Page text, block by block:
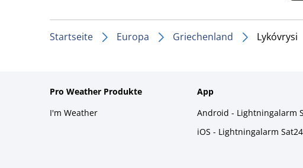
Startseite Europa Griechenland Lykóvrysi
Pro Weather Produkte
I'm Weather
App
Android - Lightningalarm
iOS - Lightningalarm Sat24